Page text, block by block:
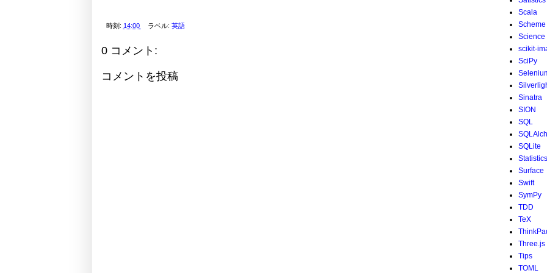
時刻: 14:00 ラベル:英語
0 コメント:
コメントを投稿
Scala
Scheme
Science
scikit-
SciPy
Sinatra
SION
SQL
SQLite
Statistics
Surface
Swift
SymPy
TDD
TeX
Three.js
Tips
TOML